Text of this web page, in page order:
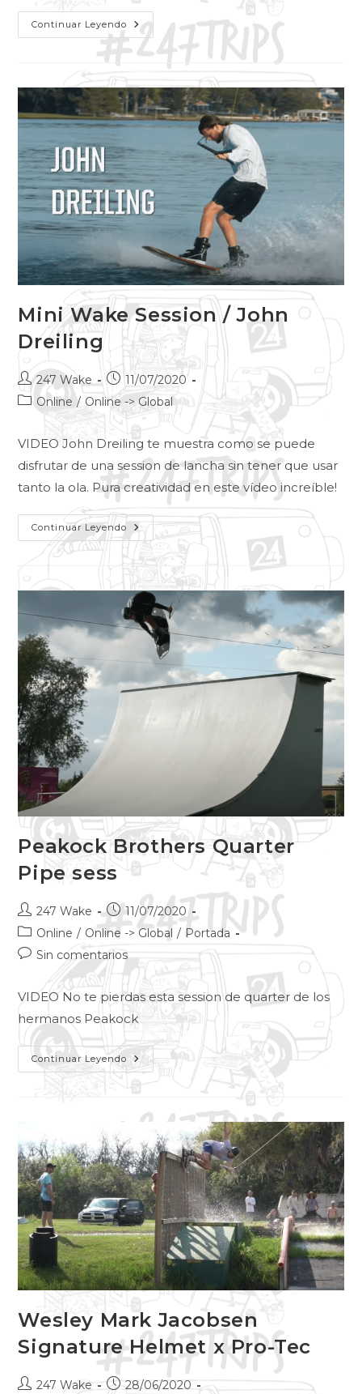
Continuar Leyendo
Mini Wake Session / John
Dreiling
247 Wake
11/07/2020
Online / Online -> Global
VIDEO John Dreiling te muestra como se puede
disfrutar de una session de lancha sin tener que usar
tanto la ola. Pura creatividad en este vídeo increíble!
Continuar Leyendo
Peakock Brothers Quarter
Pipe sess
247 Wake
11/07/2020
Online / Online -> Global / Portada
Sin comentarios
VIDEO No te pierdas esta session de quarter de los
hermanos Peakock
Continuar Leyendo
Wesley Mark Jacobsen
Signature Helmet x Pro-Tec
247 Wake
28/06/2020